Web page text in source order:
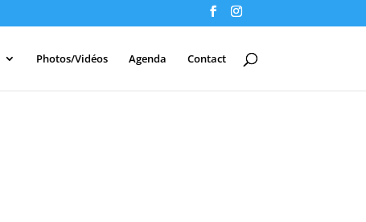
Photos/Vidéos Agenda Contact